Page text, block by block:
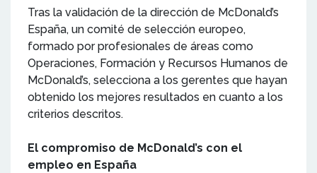
Tras la validación de la dirección de McDonald’s
España, un comité de selección europeo,
formado por profesionales de áreas como
Operaciones, Formación y Recursos Humanos de
McDonald’s, selecciona a los gerentes que hayan
obtenido los mejores resultados en cuanto a los
criterios descritos.
El compromiso de McDonald’s con el
empleo en España